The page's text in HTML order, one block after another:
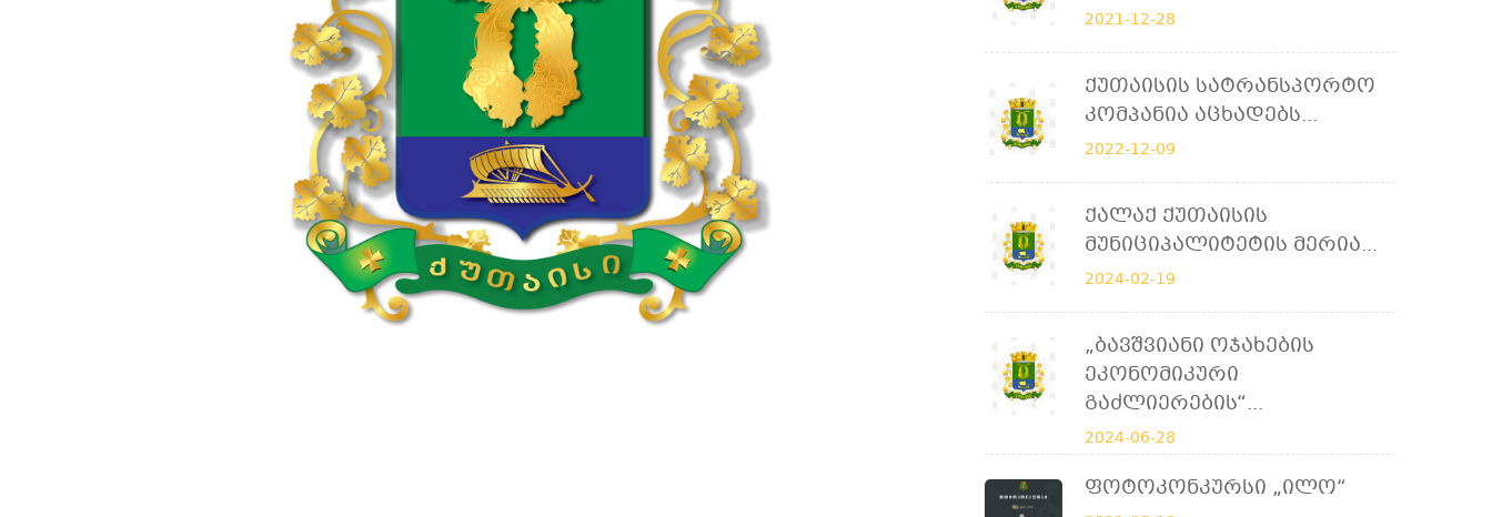
2021-12-28
Ქუთაისის Სატრანსპორტო
Კომპანია Აცხადებს...
2022-12-09
Ქალაქ Ქუთაისის
Მუნიციპალიტეტის Მერია...
2024-02-19
„ბავშვიანი Ოჯახების
Ეკონომიკური
Გაძლიერების“...
2024-06-28
Ფოტოკონკურსი „ილო“